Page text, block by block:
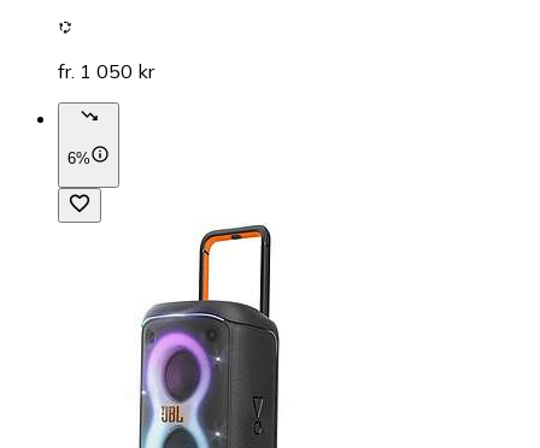
fr. 1 050 kr
6%